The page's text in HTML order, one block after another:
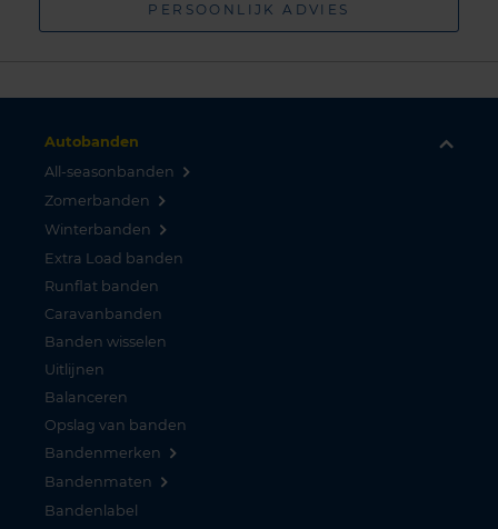
PERSOONLIJK ADVIES
Autobanden
All-seasonbanden
Zomerbanden
Winterbanden
Extra Load banden
Runflat banden
Caravanbanden
Banden wisselen
Uitlijnen
Balanceren
Opslag van banden
Bandenmerken
Bandenmaten
Bandenlabel